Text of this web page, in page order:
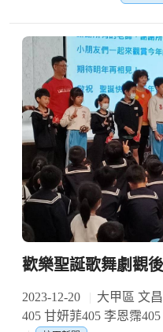
歡樂聖誕歌舞劇觀
2023-12-20
大甲區 文
405 甘妍菲405 李恩霈